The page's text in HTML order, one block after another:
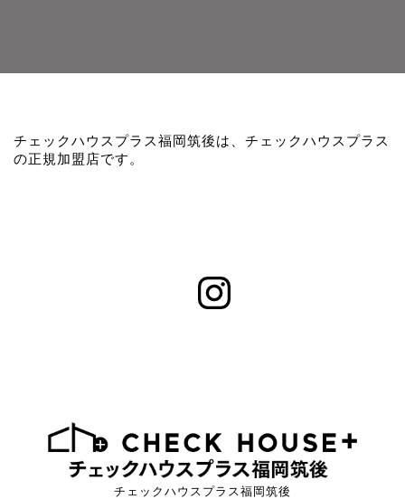
チェックハウスプラス福岡筑後は、チェックハウスプラス
の正規加盟店です。
チェックハウスプラス福岡筑後